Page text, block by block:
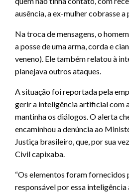
ausência, a ex-mulher cobrasse a
Na troca de mensagens, o
a posse de uma arma, corda e
veneno). Ele também relatou à
planejava outros ataques.
A situação foi reportada pela
gerir a inteligência artificial com
mantinha os diálogos. O alerta
encaminhou a denúncia ao
Justiça brasileiro, que, por sua
Civil capixaba.
“Os elementos foram fornecidos
responsável por essa